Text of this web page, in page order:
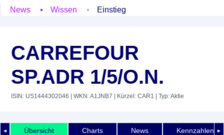
News
Wissen Einstieg
CARREFOUR
SP.ADR 1/5/O.N.
ISIN: US1444302046 | WKN: A1JNB7 | Kürzel: CAR1 | Typ: Aktie
◄ ►
Übersicht Charts News Kennzahlen